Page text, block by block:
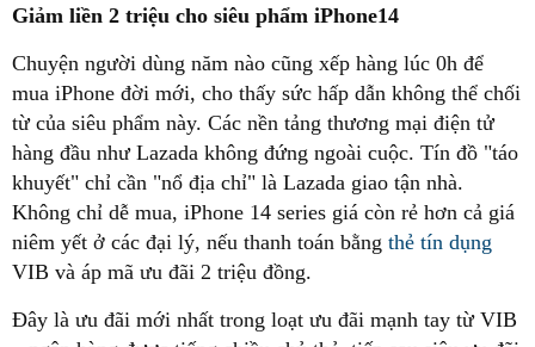
Giảm liền 2 triệu cho siêu phẩm iPhone14
Chuyện người dùng năm nào cũng xếp hàng lúc 0h để
mua iPhone đời mới, cho thấy sức hấp dẫn không thể chối
từ của siêu phẩm này. Các nền tảng thương mại điện tử
hàng đầu như Lazada không đứng ngoài cuộc. Tín đồ "táo
khuyết" chỉ cần "nổ địa chỉ" là Lazada giao tận nhà.
Không chỉ dễ mua, iPhone 14 series giá còn rẻ hơn cả giá
niêm yết ở các đại lý, nếu thanh toán bằng thẻ tín dụng
VIB và áp mã ưu đãi 2 triệu đồng.
Đây là ưu đãi mới nhất trong loạt ưu đãi mạnh tay từ VIB